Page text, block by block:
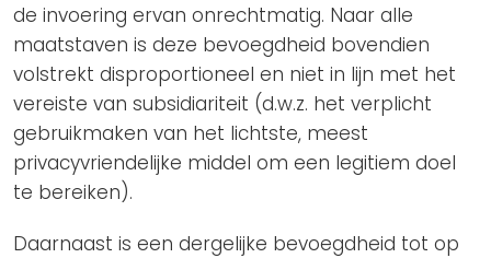
de invoering ervan onrechtmatig. Naar alle
maatstaven is deze bevoegdheid bovendien
volstrekt disproportioneel en niet in lijn met het
vereiste van subsidiariteit (d.w.z. het verplicht
gebruikmaken van het lichtste, meest
privacyvriendelijke middel om een legitiem doel
te bereiken).
Daarnaast is een dergelijke bevoegdheid tot op